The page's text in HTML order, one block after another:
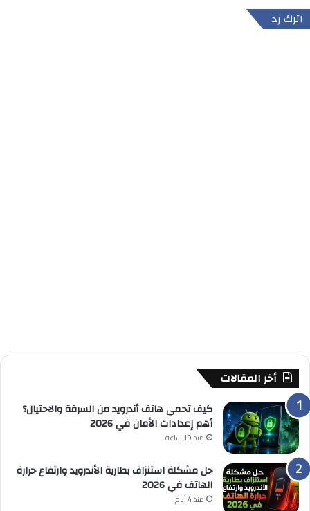
اترك رد
أخر المقالات
كيف تحمي هاتف أندرويد من السرقة والاحتيال؟
أهم إعدادات الأمان في 2026
منذ 19 ساعة
حل مشكلة استنزاف بطارية الأندرويد وارتفاع حرارة
الهاتف في 2026
منذ 4 أيام